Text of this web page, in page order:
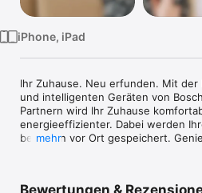
iPhone, iPad
Ihr Zuhause. Neu erfunden. Mit der
und intelligenten Geräten von
Partnern wird Ihr Zuhause
energieeffizienter. Dabei werden
bei Ihnen vor Ort gespeichert.
mehr